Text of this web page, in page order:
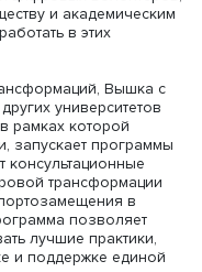
цифрового
которого
и виртуальной
взаимодействию
для
Важно также
в коллаборации с
как бизнес и
точки зрения кадров
Елена Одоевская.